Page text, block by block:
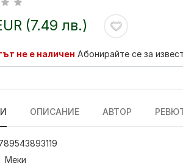
(7.49 лв.)
не е наличен Абонирайте се за
ОПИСАНИЕ АВТОР
Меки